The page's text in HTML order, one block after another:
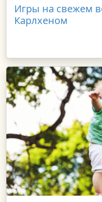
Игры на свежем
Карлхеном